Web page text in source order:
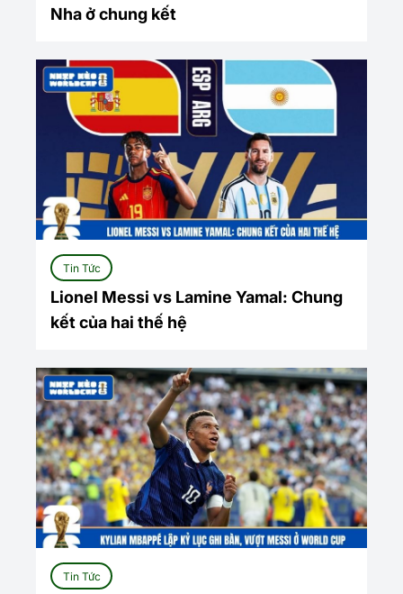
Nha ở chung kết
Tin Tức
Lionel Messi vs Lamine Yamal: Chung
kết của hai thế hệ
Tin Tức